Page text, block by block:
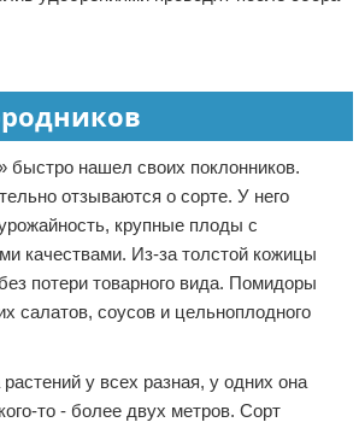
быстро нашел своих поклонников.
отзываются о сорте. У него
крупные плоды с
качествами. Из-за толстой кожицы
потери товарного вида. Помидоры
салатов, соусов и цельноплодного
у всех разная, у одних она
то - более двух метров. Сорт